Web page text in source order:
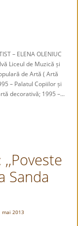
– ELENA OLENIUC
Liceul de Muzică și
de Artă ( Artă
– Palatul Copiilor și
decorativă; 1995 –...
Sanda
mai 2013